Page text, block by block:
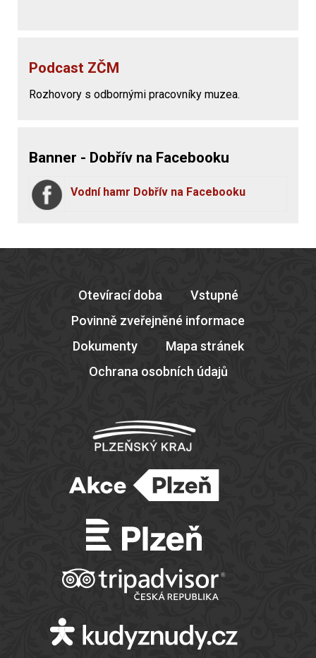
Podcast ZČM
Rozhovory s odbornými pracovníky muzea.
Banner - Dobřív na Facebooku
Vodní hamr Dobřív na Facebooku
Otevírací doba
Vstupné
Povinně zveřejněné informace
Dokumenty
Mapa stránek
Ochrana osobních údajů